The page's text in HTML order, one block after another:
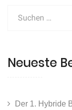
Neueste
Der 1. Hybride